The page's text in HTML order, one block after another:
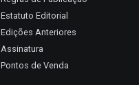
Estatuto Editorial
Edições Anteriores
Assinatura
Pontos de Venda